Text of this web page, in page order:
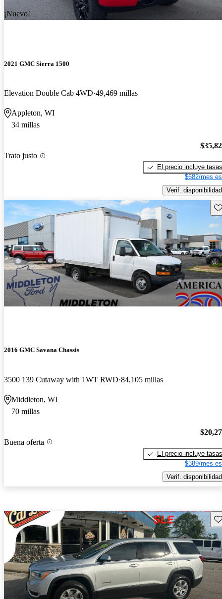
¡Nuevo!
2021 GMC Sierra 1500
Elevation Double Cab 4WD 49,469 millas
Appleton, WI
34 millas
Trato justo
El precio incluye tasas
$682/mes
Verif. disponibilidad
2016 GMC Savana Chassis
3500 139 Cutaway with 1WT RWD 84,105 millas
Middleton, WI
70 millas
Buena oferta
El precio incluye tasas
$389/mes
Verif. disponibilidad